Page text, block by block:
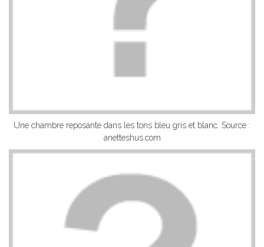
Une chambre reposante dans les tons bleu gris et blanc. Source :
anetteshus.com